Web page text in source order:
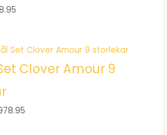
är:
kr98.95.
Clover Amour 9